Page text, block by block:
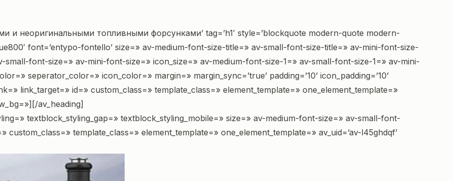
и неоригинальными топливными форсунками’ tag=’h1′ style=’blockquote modern-quote modern-
font=’entypo-fontello’ size=» av-medium-font-size-title=» av-small-font-size-title=» av-mini-font-size-
small-font-size=» av-mini-font-size=» icon_size=» av-medium-font-size-1=» av-small-font-size-1=» av-mini-
seperator_color=» icon_color=» margin=» margin_sync=’true’ padding=’10’ icon_padding=’10’
link_target=» id=» custom_class=» template_class=» element_template=» one_element_template=»
av_heading]
textblock_styling_gap=» textblock_styling_mobile=» size=» av-medium-font-size=» av-small-font-
template_class=» element_template=» one_element_template=» av_uid=’av-l45ghdqf’